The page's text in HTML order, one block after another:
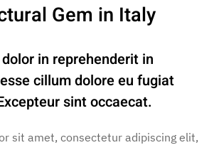
Gem in Italy
in reprehenderit in
cillum dolore eu fugiat
sint occaecat.
sit amet, consectetur adipiscing elit,